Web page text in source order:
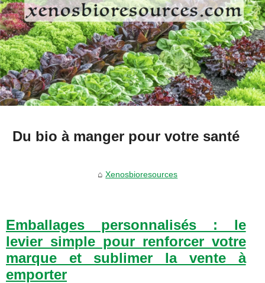
Du bio à manger pour votre santé
Xenosbioresources
Emballages personnalisés : le
levier simple pour renforcer votre
marque et sublimer la vente à
emporter